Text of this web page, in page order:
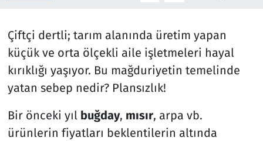
Çiftçi dertli; tarım alanında üretim yapan
küçük ve orta ölçekli aile işletmeleri hayal
kırıklığı yaşıyor. Bu mağduriyetin temelinde
yatan sebep nedir? Plansızlık!
Bir önceki yıl buğday, mısır, arpa vb.
ürünlerin fiyatları beklentilerin altında
Otomobil
Oyun
Ramazan
Resmi İlanlar